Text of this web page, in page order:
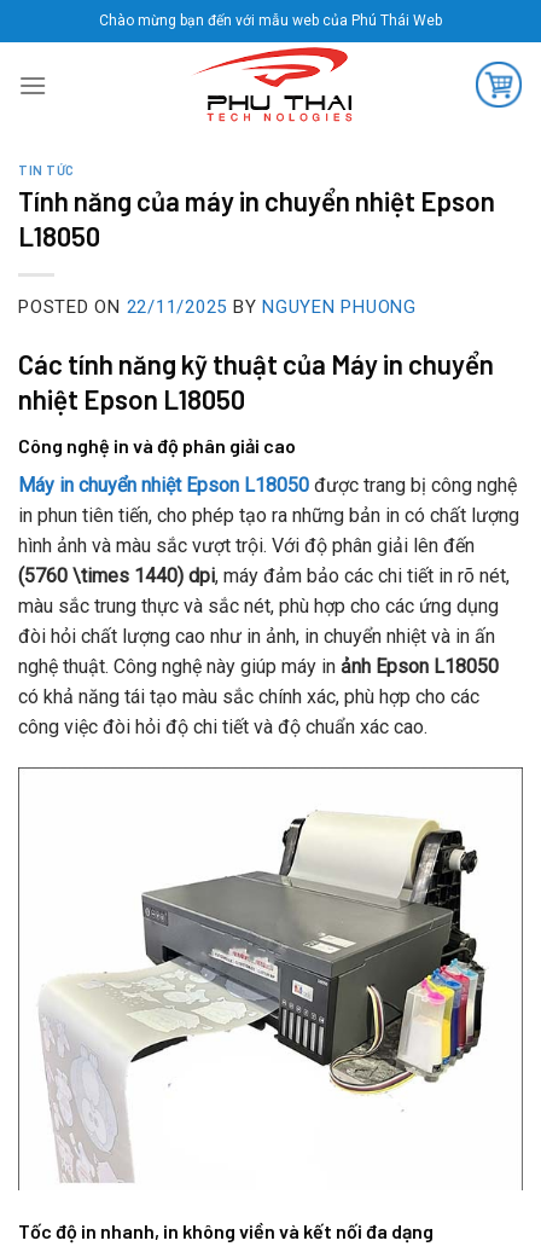
to
content
Chào mừng bạn đến với mẫu web của Phú Thái Web
TIN TỨC
Tính năng của máy in chuyển nhiệt Epson
L18050
POSTED ON 22/11/2025 BY NGUYEN PHUONG
Các tính năng kỹ thuật của Máy in chuyển
nhiệt Epson L18050
Công nghệ in và độ phân giải cao
Máy in chuyển nhiệt Epson L18050 được trang bị công nghệ
in phun tiên tiến, cho phép tạo ra những bản in có chất lượng
hình ảnh và màu sắc vượt trội. Với độ phân giải lên đến
(5760 \times 1440) dpi, máy đảm bảo các chi tiết in rõ nét,
màu sắc trung thực và sắc nét, phù hợp cho các ứng dụng
đòi hỏi chất lượng cao như in ảnh, in chuyển nhiệt và in ấn
nghệ thuật. Công nghệ này giúp máy in ảnh Epson L18050
có khả năng tái tạo màu sắc chính xác, phù hợp cho các
công việc đòi hỏi độ chi tiết và độ chuẩn xác cao.
Tốc độ in nhanh, in không viền và kết nối đa dạng